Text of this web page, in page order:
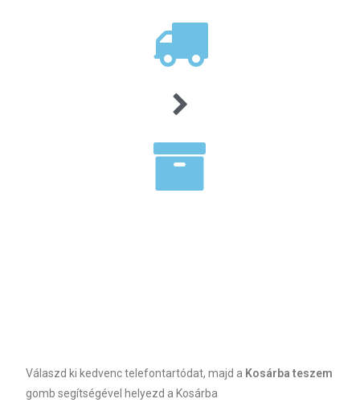
Válaszd ki kedvenc telefontartódat, majd a Kosárba teszem
gomb segítségével helyezd a Kosárba